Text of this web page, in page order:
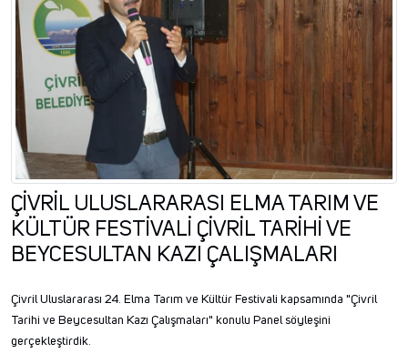
ÇİVRİL ULUSLARARASI ELMA TARIM VE
KÜLTÜR FESTİVALİ ÇİVRİL TARİHİ VE
BEYCESULTAN KAZI ÇALIŞMALARI
Çivril Uluslararası 24. Elma Tarım ve Kültür Festivali kapsamında "Çivril
Tarihi ve Beycesultan Kazı Çalışmaları" konulu Panel söyleşini
gerçekleştirdik.